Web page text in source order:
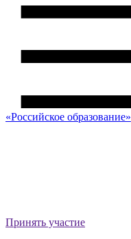
«Российское образование»
Принять участие